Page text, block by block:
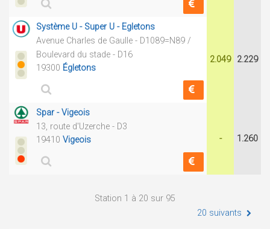
Système U - Super U - Egletons
Avenue Charles de Gaulle - D1089=N89 /
Boulevard du stade - D16
19300 Égletons
2.049 2.229
Spar - Vigeois
13, route d'Uzerche - D3
19410 Vigeois - 1.260
Station 1 à 20 sur 95
20 suivants